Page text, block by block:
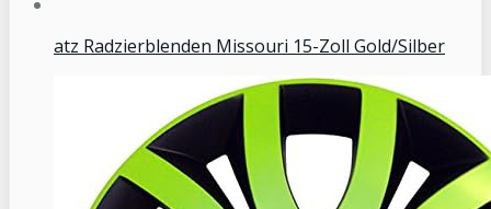
atz Radzierblenden Missouri 15-Zoll Gold/Silber